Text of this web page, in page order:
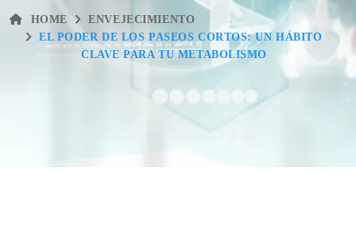
HOME
ENVEJECIMIENTO
EL PODER DE LOS PASEOS CORTOS: UN HÁBITO
CLAVE PARA TU METABOLISMO